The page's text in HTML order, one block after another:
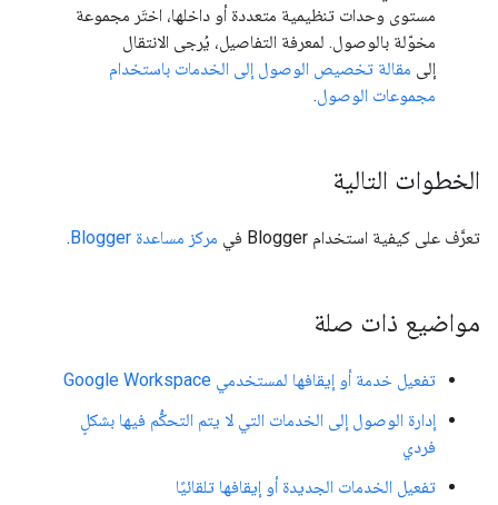
مستوى وحدات تنظيمية متعددة أو داخلها، اختَر مجموعة
مخوّلة بالوصول. لمعرفة التفاصيل، يُرجى الانتقال
إلى مقالة تخصيص الوصول إلى الخدمات باستخدام
مجموعات الوصول.
الخطوات التالية
تعرَّف على كيفية استخدام Blogger في مركز مساعدة Blogger .
مواضيع ذات صلة
تفعيل خدمة أو إيقافها لمستخدمي Google Workspace
إدارة الوصول إلى الخدمات التي لا يتم التحكُّم فيها بشكلٍ
فردي
تفعيل الخدمات الجديدة أو إيقافها تلقائيًا